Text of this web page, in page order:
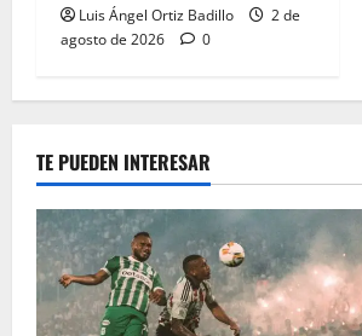
Luis Ángel Ortiz Badillo
2 de
agosto de 2026
0
TE PUEDEN INTERESAR